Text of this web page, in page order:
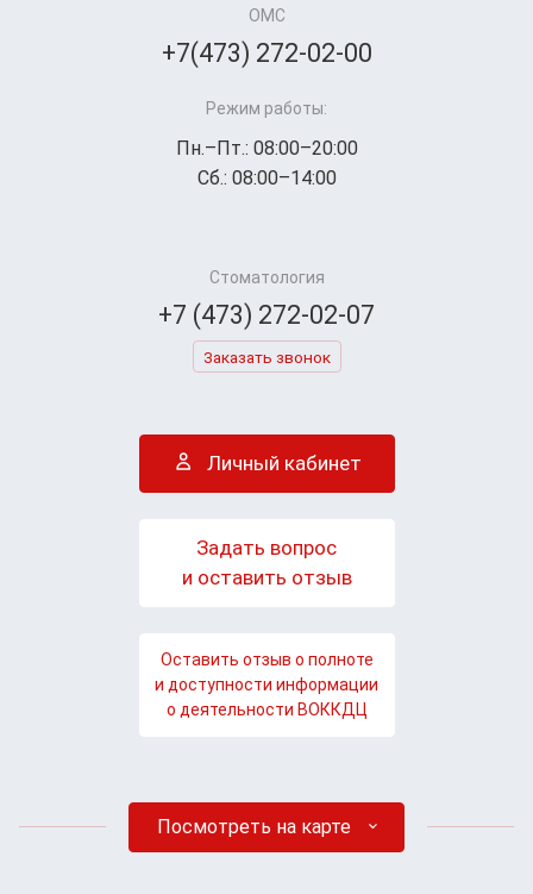
ОМС
+7(473) 272-02-00
Режим работы:
Пн.–Пт.: 08:00–20:00
Сб.: 08:00–14:00
Стоматология
+7 (473) 272-02-07
Заказать звонок
Личный кабинет
Задать вопрос
и оставить отзыв
Оставить отзыв о полноте
и доступности информации
о деятельности ВОККДЦ
Посмотреть на карте